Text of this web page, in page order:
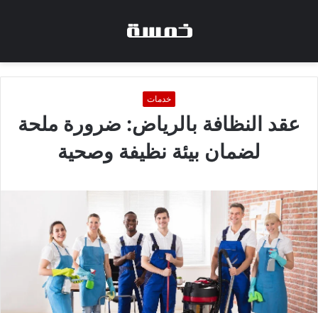
خدمات
عقد النظافة بالرياض: ضرورة ملحة
لضمان بيئة نظيفة وصحية